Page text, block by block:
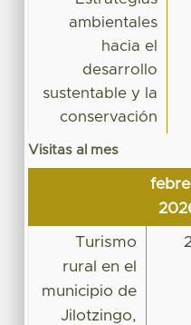
ambientales
hacia el
desarrollo
sustentable y la
conservación
Visitas al mes
Turismo
rural en el
municipio de
Jilotzingo,